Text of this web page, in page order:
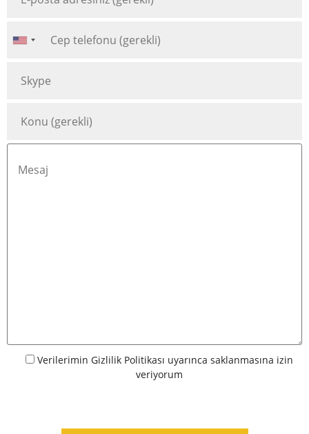
Verilerimin Gizlilik Politikası uyarınca saklanmasına izin
veriyorum